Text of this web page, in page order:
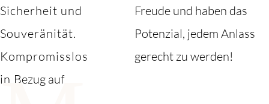
Sicherheit und
Souveränität.
Kompromisslos
in Bezug auf
Freude und haben das
Potenzial, jedem Anlass
gerecht zu werden!